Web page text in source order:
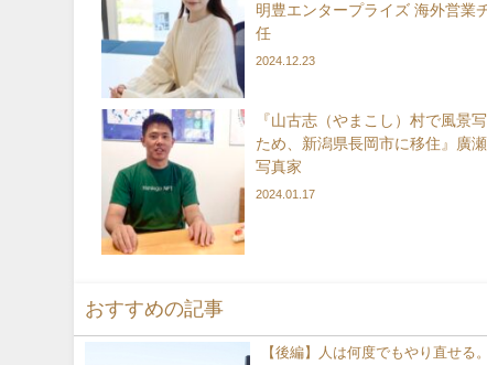
明豊エンタープライズ 海外営業
任
2024.12.23
『山古志（やまこし）村で風景
ため、新潟県長岡市に移住』廣
写真家
2024.01.17
おすすめの記事
【後編】人は何度でもやり直せる